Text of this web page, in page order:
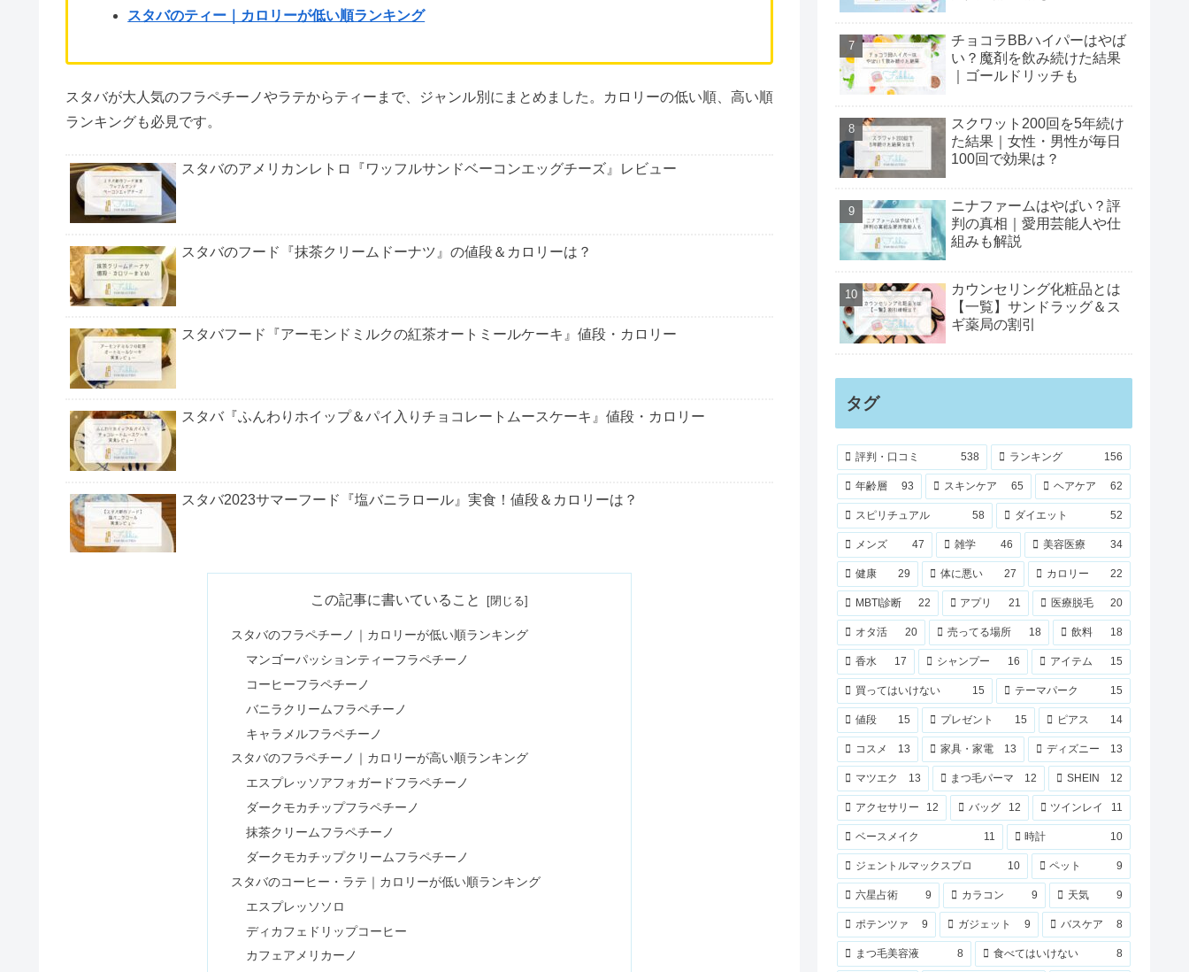
スタバのティー｜カロリーが低い順ランキング
スタバが大人気のフラペチーノやラテからティーまで、ジャンル別にまとめました。カロリーの低い順、高い順
ランキングも必見です。
スタバのアメリカンレトロ『ワッフルサンドベーコンエッグチーズ』レビュー
スタバのフード『抹茶クリームドーナツ』の値段＆カロリーは？
スタバフード『アーモンドミルクの紅茶オートミールケーキ』値段・カロリー
スタバ『ふんわりホイップ＆パイ入りチョコレートムースケーキ』値段・カロリー
スタバ2023サマーフード『塩バニラロール』実食！値段＆カロリーは？
1日の摂取カロリーモデルはどの位？痩せてる人に近づくコツや計算法
スタバフード『サリー・ブラウン アメリカンワッフルwithキャラメルプレッツェル』
【ローソンダイエット】ランチやお菓子で低カロリーな組み合わせ11選
この記事に書いていること
スタバのフラペチーノ｜カロリーが低い順ランキング
マンゴーパッションティーフラペチーノ
コーヒーフラペチーノ
バニラクリームフラペチーノ
キャラメルフラペチーノ
スタバのフラペチーノ｜カロリーが高い順ランキング
エスプレッソアフォガードフラペチーノ
ダークモカチップフラペチーノ
抹茶クリームフラペチーノ
ダークモカチップクリームフラペチーノ
スタバのコーヒー・ラテ｜カロリーが低い順ランキング
エスプレッソソロ
ディカフェドリップコーヒー
カフェアメリカーノ
チョコラBBハイパーはやば
い？魔剤を飲み続けた結果
｜ゴールドリッチも
スクワット200回を5年続け
た結果｜女性・男性が毎日
100回で効果は？
ニナファームはやばい？評
判の真相｜愛用芸能人や仕
組みも解説
カウンセリング化粧品とは
【一覧】サンドラッグ＆ス
ギ薬局の割引
タグ
評判・口コミ 538 ランキング 156
年齢層 93 スキンケア 65 ヘアケア 62
スピリチュアル 58 ダイエット 52
メンズ 47 雑学 46 美容医療 34
健康 29 体に悪い 27 カロリー 22
MBTI診断 22 アプリ 21 医療脱毛 20
オタ活 20 売ってる場所 18 飲料 18
香水 17 シャンプー 16 アイテム 15
買ってはいけない 15 テーマパーク 15
値段 15 プレゼント 15 ピアス 14
コスメ 13 家具・家電 13 ディズニー 13
マツエク 13 まつ毛パーマ 12 SHEIN 12
アクセサリー 12 バッグ 12 ツインレイ 11
ベースメイク 11 時計 10
ジェントルマックスプロ 10 ペット 9
六星占術 9 カラコン 9 天気 9
ポテンツァ 9 ガジェット 9 バスケア 8
まつ毛美容液 8 食べてはいけない 8